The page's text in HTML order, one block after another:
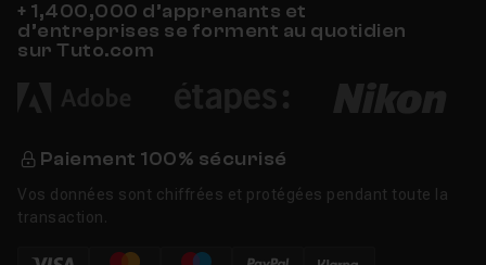
+ 1,400,000 d’apprenants et
d’entreprises se forment au quotidien
sur Tuto.com
Paiement 100% sécurisé
Vos données sont chiffrées et protégées pendant toute la
transaction.